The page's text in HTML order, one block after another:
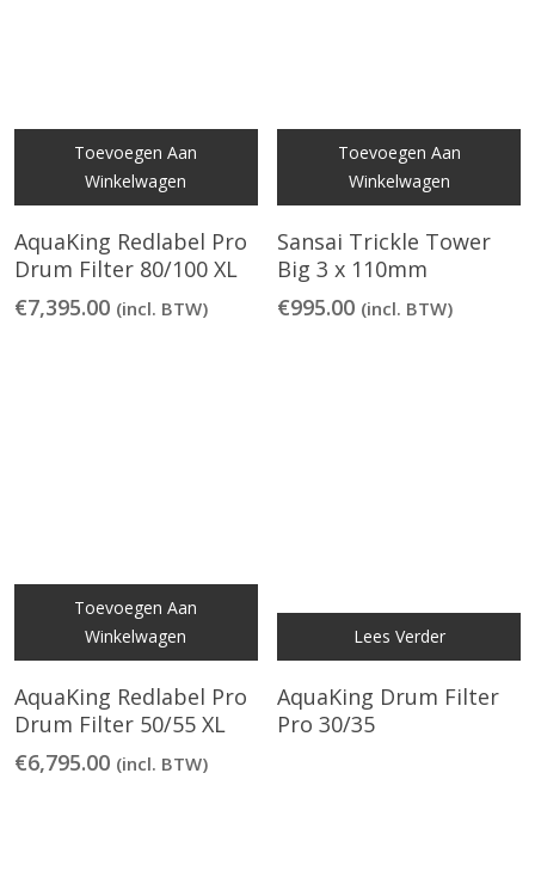
Toevoegen Aan
Winkelwagen
AquaKing Redlabel Pro
Drum Filter 80/100 XL
€7,395.00 (incl. BTW)
Toevoegen Aan
Winkelwagen
Sansai Trickle Tower
Big 3 x 110mm
€995.00 (incl. BTW)
Toevoegen Aan
Winkelwagen
AquaKing Redlabel Pro
Drum Filter 50/55 XL
€6,795.00 (incl. BTW)
Lees Verder
AquaKing Drum Filter
Pro 30/35